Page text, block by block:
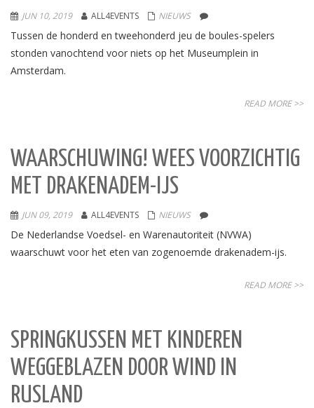
JUN 10, 2019 ALL4EVENTS NIEUWS
Tussen de honderd en tweehonderd jeu de boules-spelers
stonden vanochtend voor niets op het Museumplein in
Amsterdam.
READ MORE >>
WAARSCHUWING! WEES VOORZICHTIG
MET DRAKENADEM-IJS
JUN 09, 2019 ALL4EVENTS NIEUWS
De Nederlandse Voedsel- en Warenautoriteit (NVWA)
waarschuwt voor het eten van zogenoemde drakenadem-ijs.
READ MORE >>
SPRINGKUSSEN MET KINDEREN
WEGGEBLAZEN DOOR WIND IN
RUSLAND